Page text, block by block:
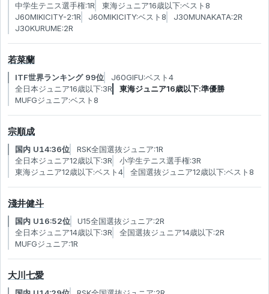
中学生テニス選手権:1R
東海ジュニア16歳以下:ベスト8
J60MIKICITY-2:1R
J60MIKICITY:ベスト8
J30MUNAKATA:2R
J30KURUME:2R
若菜蘭
ITF世界ランキング 99位
J60GIFU:ベスト4
全日本ジュニア16歳以下:3R
東海ジュニア16歳以下:準優勝
MUFGジュニア:ベスト8
宗順成
国内 U14:36位
RSK全国選抜ジュニア:1R
全日本ジュニア12歳以下:3R
小学生テニス選手権:3R
東海ジュニア12歳以下:ベスト4
全国選抜ジュニア12歳以下:ベスト8
淺井健斗
国内 U16:52位
U15全国選抜ジュニア:2R
全日本ジュニア14歳以下:3R
全国選抜ジュニア14歳以下:2R
MUFGジュニア:1R
大川七愛